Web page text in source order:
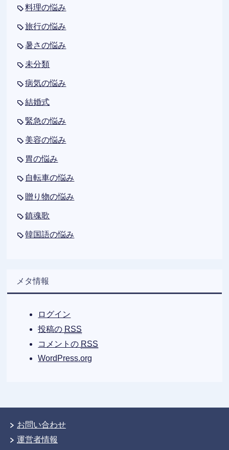
料理の悩み
旅行の悩み
暑さの悩み
未分類
病気の悩み
結婚式
緊急の悩み
美容の悩み
胃の悩み
自転車の悩み
贈り物の悩み
鎮魂歌
韓国語の悩み
メタ情報
ログイン
投稿の RSS
コメントの RSS
WordPress.org
お問い合わせ
運営者情報